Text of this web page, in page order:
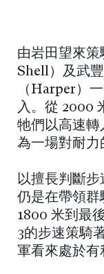
由岩田望來
Shell）及武
（Harper）
入。從 2000
牠們以高速轉
為一場對耐力
以擅長判斷
仍是在帶領群
1800 米到最
3的步速策騎
軍看來處於有